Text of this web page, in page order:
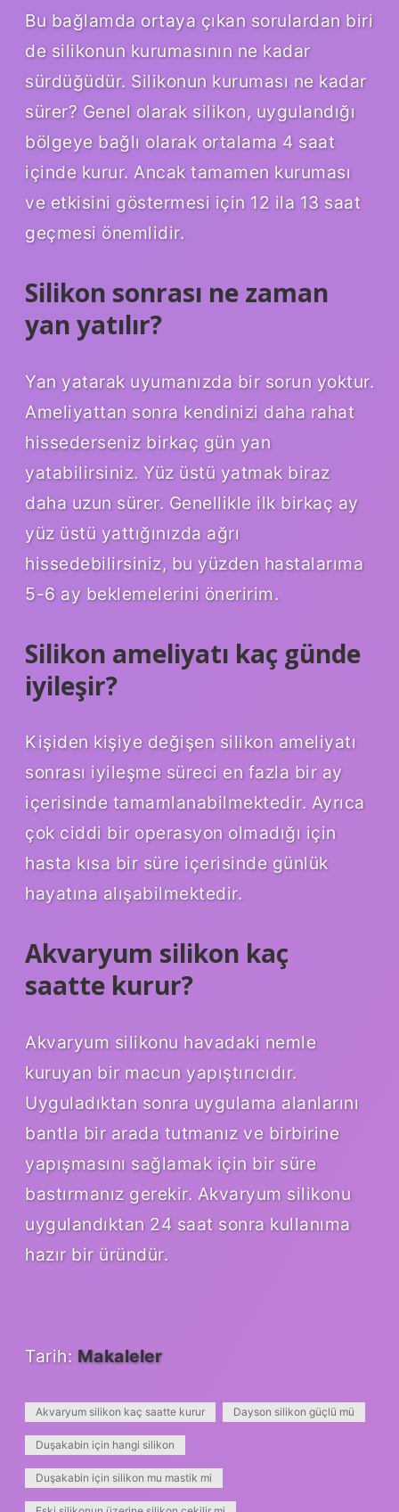
Bu bağlamda ortaya çıkan sorulardan biri
de silikonun kurumasının ne kadar
sürdüğüdür. Silikonun kuruması ne kadar
sürer? Genel olarak silikon, uygulandığı
bölgeye bağlı olarak ortalama 4 saat
içinde kurur. Ancak tamamen kuruması
ve etkisini göstermesi için 12 ila 13 saat
geçmesi önemlidir.
Silikon sonrası ne zaman
yan yatılır?
Yan yatarak uyumanızda bir sorun yoktur.
Ameliyattan sonra kendinizi daha rahat
hissederseniz birkaç gün yan
yatabilirsiniz. Yüz üstü yatmak biraz
daha uzun sürer. Genellikle ilk birkaç ay
yüz üstü yattığınızda ağrı
hissedebilirsiniz, bu yüzden hastalarıma
5-6 ay beklemelerini öneririm.
Silikon ameliyatı kaç günde
iyileşir?
Kişiden kişiye değişen silikon ameliyatı
sonrası iyileşme süreci en fazla bir ay
içerisinde tamamlanabilmektedir. Ayrıca
çok ciddi bir operasyon olmadığı için
hasta kısa bir süre içerisinde günlük
hayatına alışabilmektedir.
Akvaryum silikon kaç
saatte kurur?
Akvaryum silikonu havadaki nemle
kuruyan bir macun yapıştırıcıdır.
Uyguladıktan sonra uygulama alanlarını
bantla bir arada tutmanız ve birbirine
yapışmasını sağlamak için bir süre
bastırmanız gerekir. Akvaryum silikonu
uygulandıktan 24 saat sonra kullanıma
hazır bir üründür.
Tarih: Makaleler
Akvaryum silikon kaç saatte kurur Dayson silikon güçlü mü
Duşakabin için hangi silikon
Duşakabin için silikon mu mastik mi